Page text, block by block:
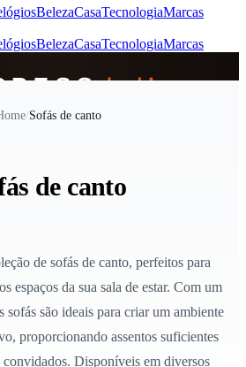
BelezaCasaTecnologiaMarcas
BelezaCasaTecnologiaMarcas
/Sofás de canto
de canto
de sofás de canto, perfeitos para
espaços da sua sala de estar. Com um
sofás são ideais para criar um ambiente
proporcionando assentos suficientes
Disponíveis em diversos